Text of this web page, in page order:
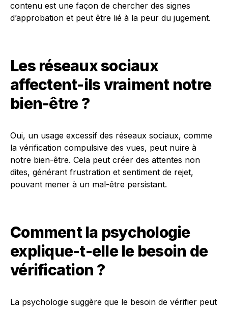
contenu est une façon de chercher des signes
d’approbation et peut être lié à la peur du jugement.
Les réseaux sociaux
affectent-ils vraiment notre
bien-être ?
Oui, un usage excessif des réseaux sociaux, comme
la vérification compulsive des vues, peut nuire à
notre bien-être. Cela peut créer des attentes non
dites, générant frustration et sentiment de rejet,
pouvant mener à un mal-être persistant.
Comment la psychologie
explique-t-elle le besoin de
vérification ?
La psychologie suggère que le besoin de vérifier peut